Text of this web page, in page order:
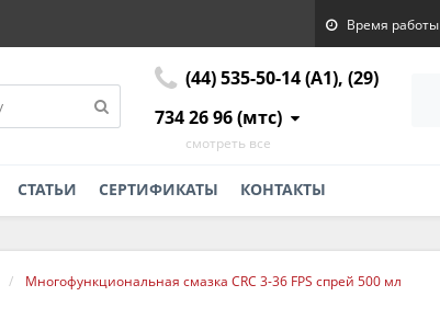
Время работы
(44) 535-50-14 (A1), (29)
734 26 96 (мтс)
смотреть все
СТАТЬИ СЕРТИФИКАТЫ КОНТАКТЫ
Многофункциональная смазка CRC 3-36 FPS спрей 500 мл